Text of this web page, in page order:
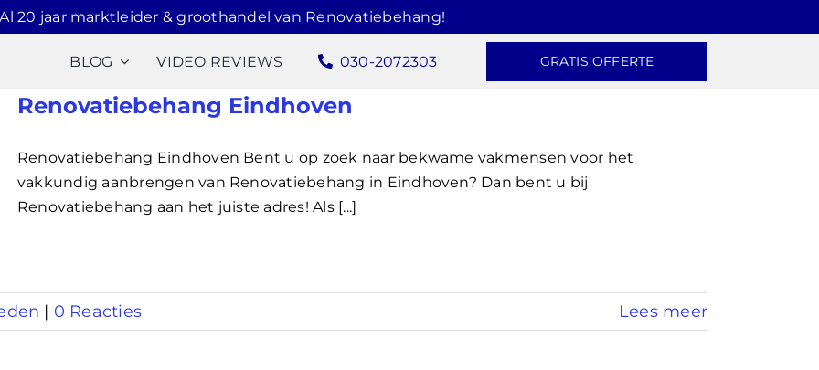
Al 20 jaar marktleider & groothandel van Renovatiebehang!
BLOG VIDEO REVIEWS 030-2072303 GRATIS OFFERTE
Renovatiebehang Eindhoven
Renovatiebehang Eindhoven Bent u op zoek naar bekwame vakmensen voor het
vakkundig aanbrengen van Renovatiebehang in Eindhoven? Dan bent u bij
Renovatiebehang aan het juiste adres! Als [...]
| 0 Reacties Lees meer